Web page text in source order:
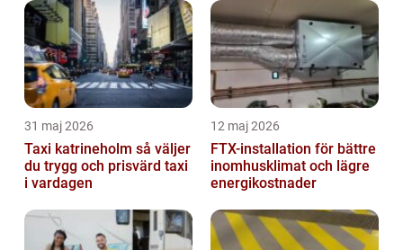
31 maj 2026
Taxi katrineholm så väljer
du trygg och prisvärd taxi
i vardagen
12 maj 2026
FTX-installation för bättre
inomhusklimat och lägre
energikostnader